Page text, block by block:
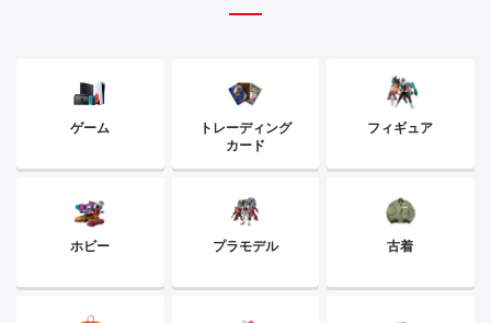
ゲーム
トレーディング
カード
フィギュア
ホビー プラモデル 古着